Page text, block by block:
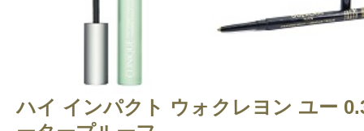
クチコミを投稿する
CT 会員様は、マイページの「購
ハイ インパクト ウォ クレヨン ユー